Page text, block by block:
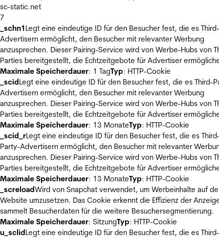
sc-static.net
7
_schn1Legt eine eindeutige ID für den Besucher fest, die es
Advertisern ermöglicht, den Besucher mit relevanter Werbung
anzusprechen. Dieser Pairing-Service wird von Werbe-Hubs von
Parties bereitgestellt, die Echtzeitgebote für Advertiser
Maximale Speicherdauer: 1 TagTyp: HTTP-Cookie
_scidLegt eine eindeutige ID für den Besucher fest, die es Third-
Advertisern ermöglicht, den Besucher mit relevanter Werbung
anzusprechen. Dieser Pairing-Service wird von Werbe-Hubs von
Parties bereitgestellt, die Echtzeitgebote für Advertiser
Maximale Speicherdauer: 13 MonateTyp: HTTP-Cookie
_scid_rLegt eine eindeutige ID für den Besucher fest, die es
Party-Advertisern ermöglicht, den Besucher mit relevanter
anzusprechen. Dieser Pairing-Service wird von Werbe-Hubs von
Parties bereitgestellt, die Echtzeitgebote für Advertiser
Maximale Speicherdauer: 13 MonateTyp: HTTP-Cookie
_screloadWird von Snapchat verwendet, um Werbeinhalte auf
Website umzusetzen. Das Cookie erkennt die Effizienz der
sammelt Besucherdaten für die weitere Besuchersegmentierung.
Maximale Speicherdauer: SitzungTyp: HTTP-Cookie
u_sclidLegt eine eindeutige ID für den Besucher fest, die es